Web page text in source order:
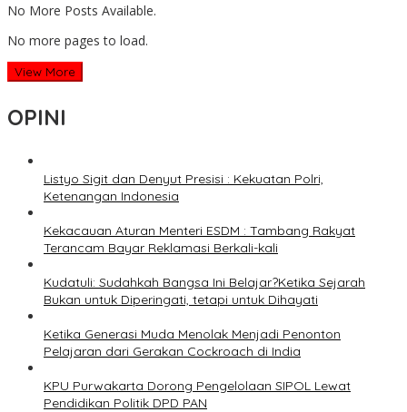
No More Posts Available.
No more pages to load.
View More
OPINI
Listyo Sigit dan Denyut Presisi : Kekuatan Polri,
Ketenangan Indonesia
Kekacauan Aturan Menteri ESDM : Tambang Rakyat
Terancam Bayar Reklamasi Berkali-kali
Kudatuli: Sudahkah Bangsa Ini Belajar?Ketika Sejarah
Bukan untuk Diperingati, tetapi untuk Dihayati
Ketika Generasi Muda Menolak Menjadi Penonton
Pelajaran dari Gerakan Cockroach di India
KPU Purwakarta Dorong Pengelolaan SIPOL Lewat
Pendidikan Politik DPD PAN